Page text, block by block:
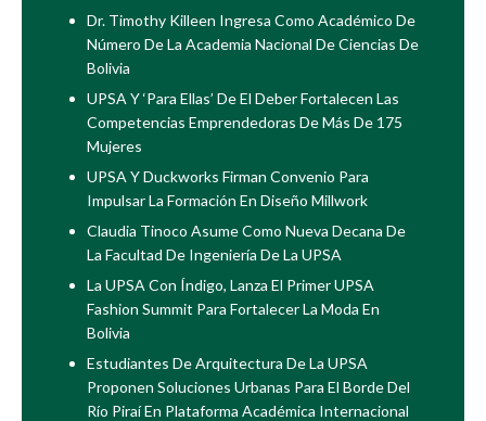
Dr. Timothy Killeen Ingresa Como Académico De
Número De La Academia Nacional De Ciencias De
Bolivia
UPSA Y ‘Para Ellas’ De El Deber Fortalecen Las
Competencias Emprendedoras De Más De 175
Mujeres
UPSA Y Duckworks Firman Convenio Para
Impulsar La Formación En Diseño Millwork
Claudia Tinoco Asume Como Nueva Decana De
La Facultad De Ingeniería De La UPSA
La UPSA Con Índigo, Lanza El Primer UPSA
Fashion Summit Para Fortalecer La Moda En
Bolivia
Estudiantes De Arquitectura De La UPSA
Proponen Soluciones Urbanas Para El Borde Del
Río Piraí En Plataforma Académica Internacional